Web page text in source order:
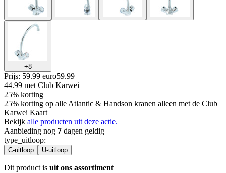
+8
Prijs: 59.99 euro59.99
44.99 met Club Karwei
25% korting
25% korting op alle Atlantic & Handson kranen alleen met de Club
Karwei Kaart
Bekijk alle producten uit deze actie.
Aanbieding nog 7 dagen geldig
type_uitloop:
C-uitloop U-uitloop
Dit product is uit ons assortiment